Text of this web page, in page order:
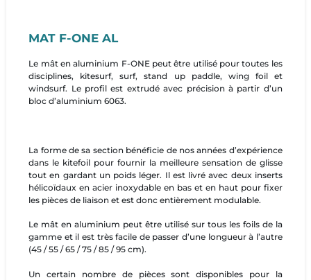
MAT F-ONE AL
Le mât en aluminium F-ONE peut être utilisé pour toutes les
disciplines, kitesurf, surf, stand up paddle, wing foil et
windsurf. Le profil est extrudé avec précision à partir d’un
bloc d’aluminium 6063.
La forme de sa section bénéficie de nos années d’expérience
dans le kitefoil pour fournir la meilleure sensation de glisse
tout en gardant un poids léger. Il est livré avec deux inserts
hélicoïdaux en acier inoxydable en bas et en haut pour fixer
les pièces de liaison et est donc entièrement modulable.
Le mât en aluminium peut être utilisé sur tous les foils de la
gamme et il est très facile de passer d’une longueur à l’autre
(45 / 55 / 65 / 75 / 85 / 95 cm).
Un certain nombre de pièces sont disponibles pour la